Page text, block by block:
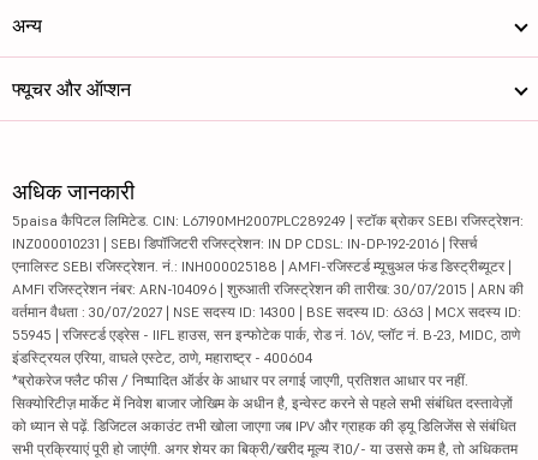
अन्य
फ्यूचर और ऑप्शन
अधिक जानकारी
5paisa कैपिटल लिमिटेड. CIN: L67190MH2007PLC289249 | स्टॉक ब्रोकर SEBI रजिस्ट्रेशन:
INZ000010231 | SEBI डिपॉजिटरी रजिस्ट्रेशन: IN DP CDSL: IN-DP-192-2016 | रिसर्च
एनालिस्ट SEBI रजिस्ट्रेशन. नं.: INH000025188 | AMFI-रजिस्टर्ड म्यूचुअल फंड डिस्ट्रीब्यूटर |
AMFI रजिस्ट्रेशन नंबर: ARN-104096 | शुरुआती रजिस्ट्रेशन की तारीख: 30/07/2015 | ARN की
वर्तमान वैधता : 30/07/2027 | NSE सदस्य ID: 14300 | BSE सदस्य ID: 6363 | MCX सदस्य ID:
55945 | रजिस्टर्ड एड्रेस - IIFL हाउस, सन इन्फोटेक पार्क, रोड नं. 16V, प्लॉट नं. B-23, MIDC, ठाणे
इंडस्ट्रियल एरिया, वाघले एस्टेट, ठाणे, महाराष्ट्र - 400604
*ब्रोकरेज फ्लैट फीस / निष्पादित ऑर्डर के आधार पर लगाई जाएगी, प्रतिशत आधार पर नहीं.
सिक्योरिटीज़ मार्केट में निवेश बाजार जोखिम के अधीन है, इन्वेस्ट करने से पहले सभी संबंधित दस्तावेज़ों
को ध्यान से पढ़ें. डिजिटल अकाउंट तभी खोला जाएगा जब IPV और ग्राहक की ड्यू डिलिजेंस से संबंधित
सभी प्रक्रियाएं पूरी हो जाएंगी. अगर शेयर का बिक्री/खरीद मूल्य ₹10/- या उससे कम है, तो अधिकतम